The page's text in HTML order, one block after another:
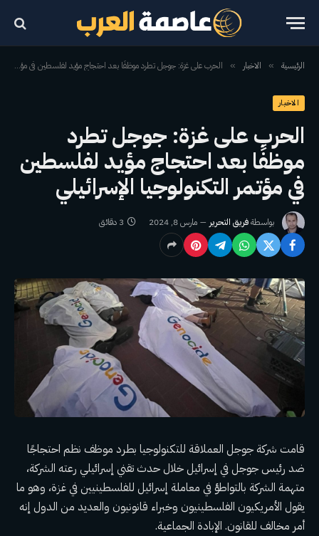
الرئيسية » الاخبار » الحرب على غزة: جوجل تطرد موظفًا بعد احتجاج مؤيد لفلسطين في مؤتمر التكنولوجيا الإسرائيلي
الاخبار
الحرب على غزة: جوجل تطرد
موظفًا بعد احتجاج مؤيد لفلسطين
في مؤتمر التكنولوجيا الإسرائيلي
بواسطةفريق التحرير مارس 8, 2024 3 دقائق
قامت شركة جوجل العملاقة للتكنولوجيا بطرد موظف نظم احتجاجًا
ضد رئيس جوجل في إسرائيل خلال حدث تقني إسرائيلي رعته الشركة،
متهمة الشركة بالتواطؤ في معاملة إسرائيل للفلسطينيين في غزة، وهو ما
يقول الأمريكيون الفلسطينيون وخبراء قانونيون والعديد من الدول إنه
أمر مخالف للقانون. الإبادة الجماعية.